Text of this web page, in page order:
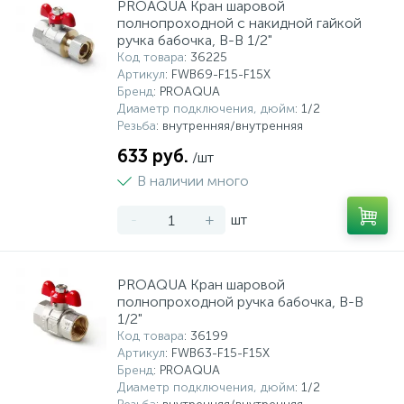
Радиаторы отопления и комплектующие
Коллекторные системы и комплектующие
Электрический теплый пол
Водяной тёплый пол
Комплектующие для котельных
Циркуляционные насосы
Повысительные насосы
Дренажные насосы
Скважинные насосы
247
насосов
Насосные установки для отвода конденсата
Циркуляционные насосы для гелиоустановок
Терморегулирующая арматура
Канализация
Резьбовые соединения для трубопроводов
Резьбовые оцинкованные чугунные фитинги
158
Подводки гибкие
Паковочные и уплотнительные материалы
Дозирование
Обезжелезивание (Деманганация)
Системы умягчения
Фильтрация
56
Ультрафиолетовые установки и
комплектующие
Диспенсеры
Мебель для ванной комнаты
Санитарная керамика
Системы инсталляции
Аксессуары для ванной комнаты
Увлажнители воздуха
Климатические комплексы и комплектующие
Комплектующие для увлажнителей и
очистителей
Коммерческая вентиляция
PROAQUA Кран шаровой
полнопроходной с накидной гайкой
ручка бабочка, В-В 1/2"
Код товара: 36225
Артикул: FWB69-F15-F15X
Бренд: PROAQUA
Диаметр подключения, дюйм: 1/2
Резьба: внутренняя/внутренняя
633 руб. /шт
В наличии много
- + шт
PROAQUA Кран шаровой
полнопроходной ручка бабочка, В-В
1/2"
Код товара: 36199
Артикул: FWB63-F15-F15X
Бренд: PROAQUA
Диаметр подключения, дюйм: 1/2